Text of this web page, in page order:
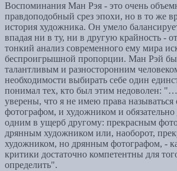
Воспоминания Ман Рэя - это очень
правдоподобный срез эпохи, но в то же
история художника. Он умело
впадая ни в ту, ни в другую крайность -
тонкий анализ современного ему мира
беспроигрышной пропорции. Ман Рэй
талантливым и разносторонним
необходимости выбирать себе один
понимал тех, кто был этим недоволен:
уверены, что я не имею права
фотографом, и художником и
одним в ущерб другому: прекрасным
дрянным художником или, наоборот,
художником, но дрянным фотографом, -
критики достаточно компетентны для
определить".